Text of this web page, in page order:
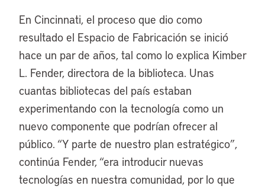
En Cincinnati, el proceso que dio como
resultado el Espacio de Fabricación se inició
hace un par de años, tal como lo explica Kimber
L. Fender, directora de la biblioteca. Unas
cuantas bibliotecas del país estaban
experimentando con la tecnología como un
nuevo componente que podrían ofrecer al
público. “Y parte de nuestro plan estratégico”,
continúa Fender, “era introducir nuevas
tecnologías en nuestra comunidad, por lo que